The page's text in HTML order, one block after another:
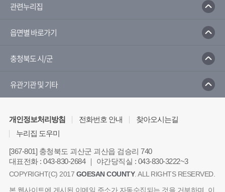
충청북도인터넷방송
충청북도 지역균형발전사업
이화여자대학교 고사리수련관
행정공제회
한국전기안전공사
경제운전 에코드라이브
밭농업직불제정보열람
정부서비스알리미
한국건강관리협회
정보공개시스템
행정안전부
국민재난안전포털
부동산거래전자계약시스템
독립유공자후손찾기
내고장알리미
관련누리집
읍면별 바로가기
충청북도 시/군
유관기관 및 기타
개인정보처리방침 전화번호 안내
찾아오시는길
누리집 도우미
[367-801] 충청북도 괴산군 괴산읍 검승리 740
대표전화 : 043-830-2684 ｜ 야간당직실 : 043-830-3222~3
COPYRIGHT(C) 2017 GOESAN COUNTY. ALL RIGHTS RESERVED.
본 웹사이트에 게시된 이메일 주소가 자동수집되는 것을 거부하며, 이